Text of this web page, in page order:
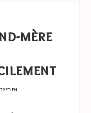
mère